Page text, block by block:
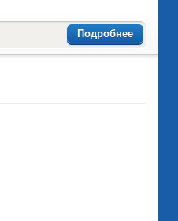
Подробнее